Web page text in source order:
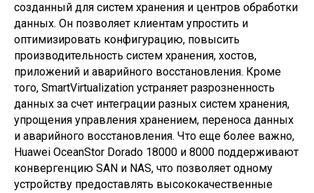
созданный для систем хранения и центров обработки
данных. Он позволяет клиентам упростить и
оптимизировать конфигурацию, повысить
производительность систем хранения, хостов,
приложений и аварийного восстановления. Кроме
того, SmartVirtualization устраняет разрозненность
данных за счет интеграции разных систем хранения,
упрощения управления хранением, переноса данных
и аварийного восстановления. Что еще более важно,
Huawei OceanStor Dorado 18000 и 8000 поддерживают
конвергенцию SAN и NAS, что позволяет одному
устройству предоставлять высококачественные